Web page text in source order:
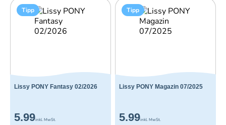
Tipp
Lissy PONY Fantasy 02/2026
5.99inkl. MwSt.
Tipp
Lissy PONY Magazin 07/2025
5.99inkl. MwSt.